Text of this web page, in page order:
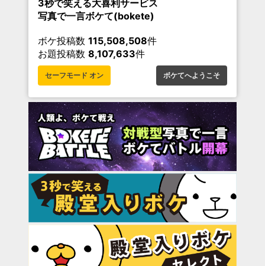
3秒で笑える大喜利サービス
写真で一言ボケて(bokete)
ボケ投稿数 115,508,508件
お題投稿数 8,107,633件
セーフモード オン ボケてへようこそ